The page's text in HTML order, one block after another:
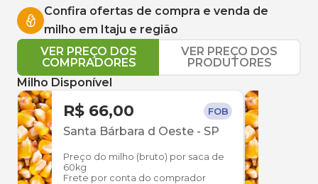
Confira ofertas de compra e venda de
milho em Itaju e região
VER PREÇO DOS
COMPRADORES
VER PREÇO DOS
PRODUTORES
Milho Disponível
R$ 66,00 FOB
Santa Bárbara d Oeste - SP
Preço do milho (bruto) por saca de
60kg
Frete por conta do comprador